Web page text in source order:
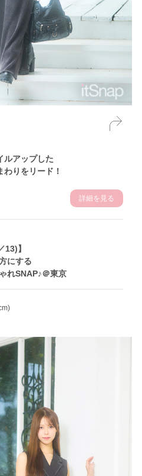
ルアップした
りをリード！
詳細を見る
13)】
にする
れSNAP♪＠東京